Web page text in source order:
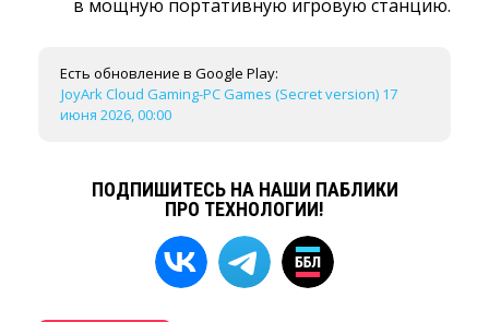
в мощную портативную игровую станцию.
Есть обновление в Google Play:
JoyArk Cloud Gaming-PC Games (Secret version) 17
июня 2026, 00:00
ПОДПИШИТЕСЬ НА НАШИ ПАБЛИКИ
ПРО ТЕХНОЛОГИИ!